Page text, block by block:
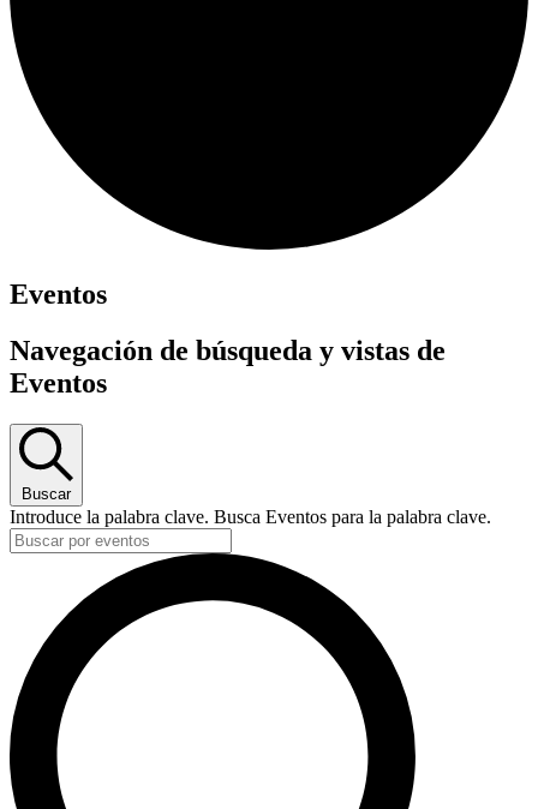
Eventos
Navegación de búsqueda y vistas de
Eventos
Buscar
Introduce la palabra clave. Busca Eventos para la palabra clave.